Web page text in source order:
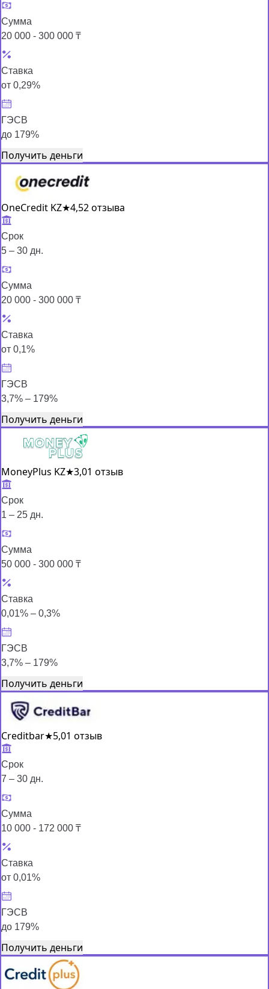
Сумма
20 000 - 300 000 ₸
Ставка
от 0,29%
ГЭСВ
до 179%
Получить деньги
OneCredit KZ★4,52 отзыва
Срок
5 – 30 дн.
Сумма
20 000 - 300 000 ₸
Ставка
от 0,1%
ГЭСВ
3,7% – 179%
Получить деньги
MoneyPlus KZ★3,01 отзыв
Срок
1 – 25 дн.
Сумма
50 000 - 300 000 ₸
Ставка
0,01% – 0,3%
ГЭСВ
3,7% – 179%
Получить деньги
Creditbar★5,01 отзыв
Срок
7 – 30 дн.
Сумма
10 000 - 172 000 ₸
Ставка
от 0,01%
ГЭСВ
до 179%
Получить деньги